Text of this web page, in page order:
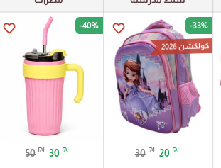
favorite_border -33%
كولكشن 2026
30 ₪ 20 ₪
favorite_border -40%
50 ₪ 30 ₪